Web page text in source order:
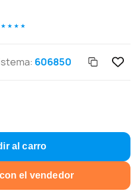
★ ★ ★
606850
al carro
el vendedor